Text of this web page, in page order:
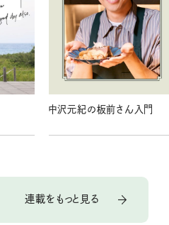
中沢元紀の板前さん入門
連載をもっと見る